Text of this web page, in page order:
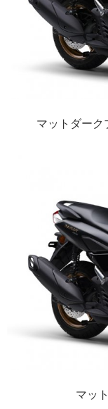
マットダーク
マッ